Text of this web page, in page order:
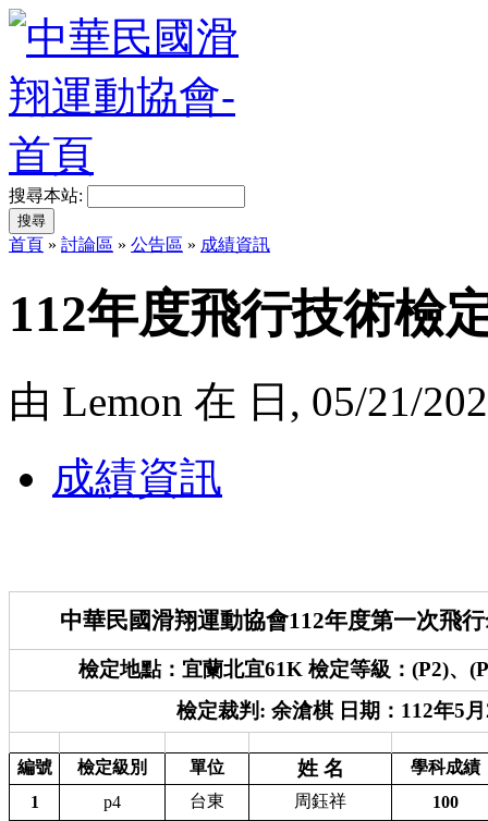
搜尋本站:
首頁 » 討論區 » 公告區 » 成績資訊
112年度飛行技術檢
由 Lemon 在 日, 05/21/
成績資訊
中華民國滑翔運動協會112年度第一次飛
檢定地點：宜蘭北宜61K 檢定等級：(P2)、
檢定裁判: 余滄棋 日期：112年5
編號 檢定級別 單位 姓 名
學科成績
1
p4 台東 周鈺祥
100